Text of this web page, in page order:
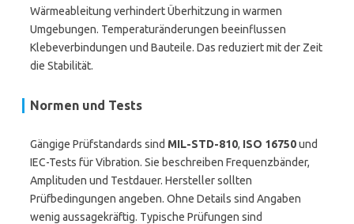
Wärmeableitung verhindert Überhitzung in warmen
Umgebungen. Temperaturänderungen beeinflussen
Klebeverbindungen und Bauteile. Das reduziert mit der Zeit
die Stabilität.
Normen und Tests
Gängige Prüfstandards sind MIL-STD-810, ISO 16750und
IEC-Tests für Vibration. Sie beschreiben Frequenzbänder,
Amplituden und Testdauer. Hersteller sollten
Prüfbedingungen angeben. Ohne Details sind Angaben
wenig aussagekräftig. Typische Prüfungen sind